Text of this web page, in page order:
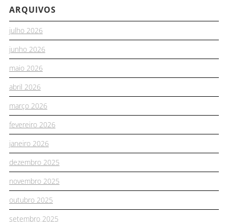
ARQUIVOS
julho 2026
junho 2026
maio 2026
abril 2026
março 2026
fevereiro 2026
janeiro 2026
dezembro 2025
novembro 2025
outubro 2025
setembro 2025